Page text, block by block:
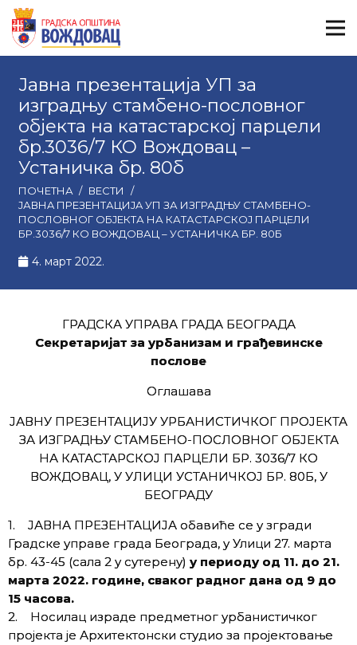
Јавнa презентацијa УП за
изградњу стамбено-пословног
објекта на катастарској парцели
бр.3036/7 КО Вождовац –
Устаничка бр. 80б
ПОЧЕТНА / ВЕСТИ
/
ЈАВНA ПРЕЗЕНТАЦИЈA УП ЗА ИЗГРАДЊУ СТАМБЕНО-
ПОСЛОВНОГ ОБЈЕКТА НА КАТАСТАРСКОЈ ПАРЦЕЛИ
БР.3036/7 КО ВОЖДОВАЦ – УСТАНИЧКА БР. 80Б
4. март 2022.
ГРАДСКА УПРАВА ГРАДА БЕОГРАДА
Секретаријат за урбанизам и грађевинске
послове
Оглашава
ЈАВНУ ПРЕЗЕНТАЦИЈУ УРБАНИСТИЧКОГ ПРОЈЕКТА
ЗА ИЗГРАДЊУ СТАМБЕНО-ПОСЛОВНОГ ОБЈЕКТА
НА КАТАСТАРСКОЈ ПАРЦЕЛИ БР. 3036/7 КО
ВОЖДОВАЦ, У УЛИЦИ УСТАНИЧКОЈ БР. 80Б, У
БЕОГРАДУ
1. ЈАВНА ПРЕЗЕНТАЦИЈА обавиће се у згради
Градске управе града Београда, у Улици 27. марта
бр. 43-45 (сала 2 у сутерену) у периоду од 11. до 21.
марта 2022. године, сваког радног дана од 9 до
15 часова.
2. Носилац израде предметног урбанистичког
пројекта је Архитектонски студио за пројектовање